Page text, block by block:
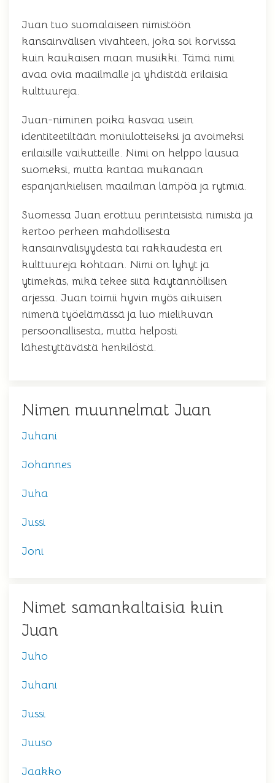
Juan tuo suomalaiseen nimistöön
kansainvälisen vivahteen, joka soi korvissa
kuin kaukaisen maan musiikki. Tämä nimi
avaa ovia maailmalle ja yhdistää erilaisia
kulttuureja.
Juan-niminen poika kasvaa usein
identiteetiltään moniulotteiseksi ja avoimeksi
erilaisille vaikutteille. Nimi on helppo lausua
suomeksi, mutta kantaa mukanaan
espanjankielisen maailman lämpöä ja rytmiä.
Suomessa Juan erottuu perinteisistä nimistä ja
kertoo perheen mahdollisesta
kansainvälisyydestä tai rakkaudesta eri
kulttuureja kohtaan. Nimi on lyhyt ja
ytimekäs, mikä tekee siitä käytännöllisen
arjessa. Juan toimii hyvin myös aikuisen
nimenä työelämässä ja luo mielikuvan
persoonallisesta, mutta helposti
lähestyttävästä henkilöstä.
Nimen muunnelmat Juan
Juhani
Johannes
Juha
Jussi
Joni
Nimet samankaltaisia kuin
Juan
Juho
Juhani
Jussi
Juuso
Jaakko